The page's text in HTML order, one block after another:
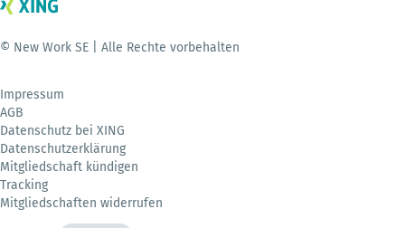
© New Work SE | Alle Rechte vorbehalten
Impressum
AGB
Datenschutz bei XING
Datenschutzerklärung
Mitgliedschaft kündigen
Tracking
Mitgliedschaften widerrufen